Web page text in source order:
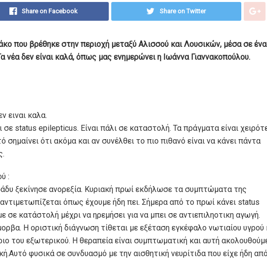
Share on Facebook Share on Twitter
που βρέθηκε στην περιοχή μεταξύ Αλισσού και Λουσικών, μέσα σε
νέα δεν είναι καλά, όπως μας ενημερώνει η Ιωάννα Γιαννακοπούλου.
ειναι καλα.
σε status epilepticus. Είναι πάλι σε καταστολή. Τα πράγματα είναι
σημαίνει ότι ακόμα και αν συνέλθει το πιο πιθανό είναι να κάνει πάντα
:
ξεκίνησε ανορεξία. Κυριακή πρωί εκδήλωσε τα συμπτώματα της
όπως έχουμε ήδη πει. Σήμερα από το πρωί κάνει status
σε κατάστολή μέχρι να ηρεμήσει για να μπει σε αντιεπιληοτικη αγωγή.
Η οριστική διάγνωση τίθεται με εξέταση εγκέφαλο νωτιαίου υγρού
του εξωτερικού. Η θεραπεία είναι συμπτωματική και αυτή
φυσικά σε συνδυασμό με την αισθητική νευρίτιδα που είχε ήδη